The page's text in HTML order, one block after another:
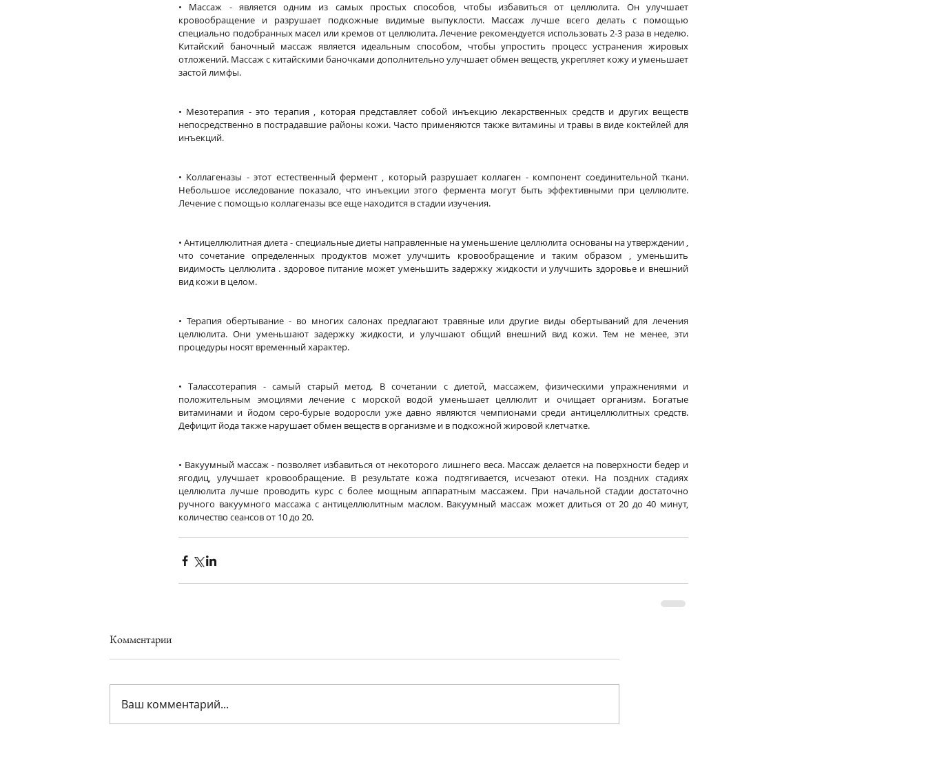
• Массаж - является одним из самых простых способов, чтобы избавиться от целлюлита. Он улучшает
кровообращение и разрушает подкожные видимые выпуклости. Массаж лучше всего делать с помощью
специально подобранных масел или кремов от целлюлита. Лечение рекомендуется использовать 2-3 раза в неделю.
Китайский баночный массаж является идеальным способом, чтобы упростить процесс устранения жировых
отложений. Массаж с китайскими баночками дополнительно улучшает обмен веществ, укрепляет кожу и уменьшает
застой лимфы.
• Мезотерапия - это терапия , которая представляет собой инъекцию лекарственных средств и других веществ
непосредственно в пострадавшие районы кожи. Часто применяются также витамины и травы в виде коктейлей для
инъекций.
• Коллагеназы - этот естественный фермент , который разрушает коллаген - компонент соединительной ткани.
Небольшое исследование показало, что инъекции этого фермента могут быть эффективными при целлюлите.
Лечение с помощью коллагеназы все еще находится в стадии изучения.
• Антицеллюлитная диета - специальные диеты направленные на уменьшение целлюлита основаны на утверждении ,
что сочетание определенных продуктов может улучшить кровообращение и таким образом , уменьшить
видимость целлюлита . здоровое питание может уменьшить задержку жидкости и улучшить здоровье и внешний
вид кожи в целом.
• Терапия обертывание - во многих салонах предлагают травяные или другие виды обертываний для лечения
целлюлита. Они уменьшают задержку жидкости, и улучшают общий внешний вид кожи. Тем не менее, эти
процедуры носят временный характер.
• Талассотерапия - самый старый метод. В сочетании с диетой, массажем, физическими упражнениями и
положительным эмоциями лечение с морской водой уменьшает целлюлит и очищает организм. Богатые
витаминами и йодом серо-бурые водоросли уже давно являются чемпионами среди антицеллюлитных средств.
Дефицит йода также нарушает обмен веществ в организме и в подкожной жировой клетчатке.
• Вакуумный массаж - позволяет избавиться от некоторого лишнего веса. Массаж делается на поверхности бедер и
ягодиц, улучшает кровообращение. В результате кожа подтягивается, исчезают отеки. На поздних стадиях
целлюлита лучше проводить курс с более мощным аппаратным массажем. При начальной стадии достаточно
ручного вакуумного массажа с антицеллюлитным маслом. Вакуумный массаж может длиться от 20 до 40 минут,
количество сеансов от 10 до 20.
Комментарии
Ваш комментарий...